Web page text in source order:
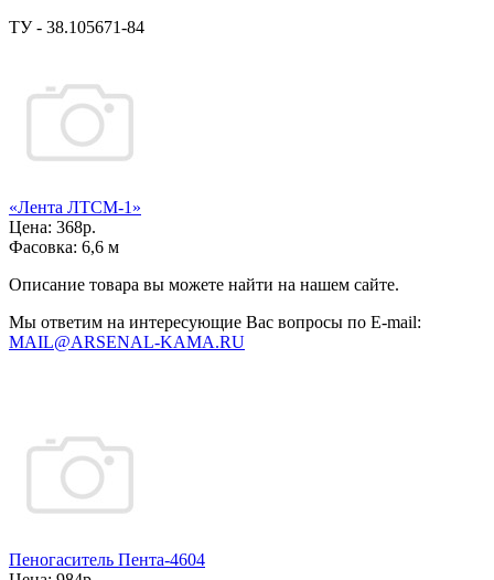
ТУ - 38.105671-84
«Лента ЛТСМ-1»
Цена: 368р.
Фасовка: 6,6 м
Описание товара вы можете найти на нашем сайте.
Мы ответим на интересующие Вас вопросы по E-mail:
MAIL@ARSENAL-KAMA.RU
Пеногаситель Пента-4604